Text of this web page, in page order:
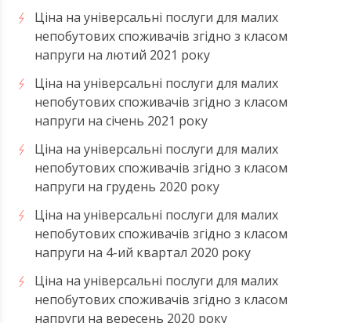
Ціна на універсальні послуги для малих
непобутових споживачів згідно з класом
напруги на лютий 2021 року
Ціна на універсальні послуги для малих
непобутових споживачів згідно з класом
напруги на січень 2021 року
Ціна на універсальні послуги для малих
непобутових споживачів згідно з класом
напруги на грудень 2020 року
Ціна на універсальні послуги для малих
непобутових споживачів згідно з класом
напруги на 4-ий квартал 2020 року
Ціна на універсальні послуги для малих
непобутових споживачів згідно з класом
напруги на вересень 2020 року